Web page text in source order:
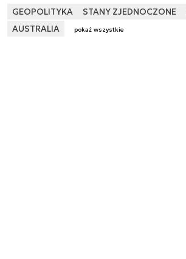
GEOPOLITYKA STANY ZJEDNOCZONE
AUSTRALIA
pokaż wszystkie